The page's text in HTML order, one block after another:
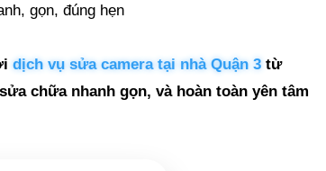
gọn, đúng hẹn
dịch vụ sửa camera tại nhà Quận 3 từ
chữa nhanh gọn, và hoàn toàn yên tâm